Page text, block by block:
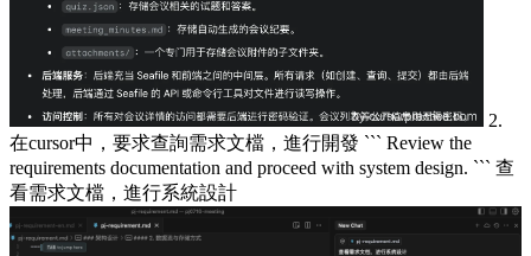
2.
在cursor中，要求查詢需求文檔，進行開發 ``` Review the
requirements documentation and proceed with system design. ``` 查
看需求文檔，進行系統設計